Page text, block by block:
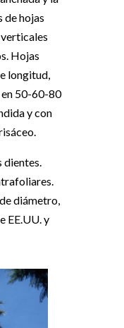
de hojas
Hojas
longitud,
50-60-80
y con
dientes.
diámetro,
EE.UU. y